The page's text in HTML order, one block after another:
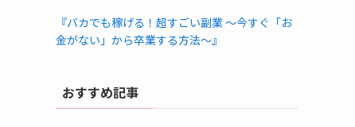
『バカでも稼げる！超すごい副業 〜今すぐ「お
金がない」から卒業する方法〜』
おすすめ記事